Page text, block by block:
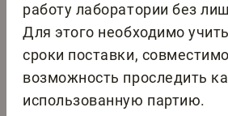
работу лаборатории без
Для этого необходимо
сроки поставки,
возможность проследить
использованную партию.